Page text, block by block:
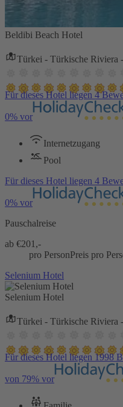
Beldibi Beach Hotel
Türkei - Türkische Riviera
Für dieses Hotel liegen 4
0% vor
Internetzugang
Pool
Für dieses Hotel liegen 4
0% vor
Pauschalreise
ab €201,-
pro PersonPreis pro
Selenium Hotel
Selenium Hotel
Türkei - Türkische Riviera
Für dieses Hotel liegen 1998
von 79% vor